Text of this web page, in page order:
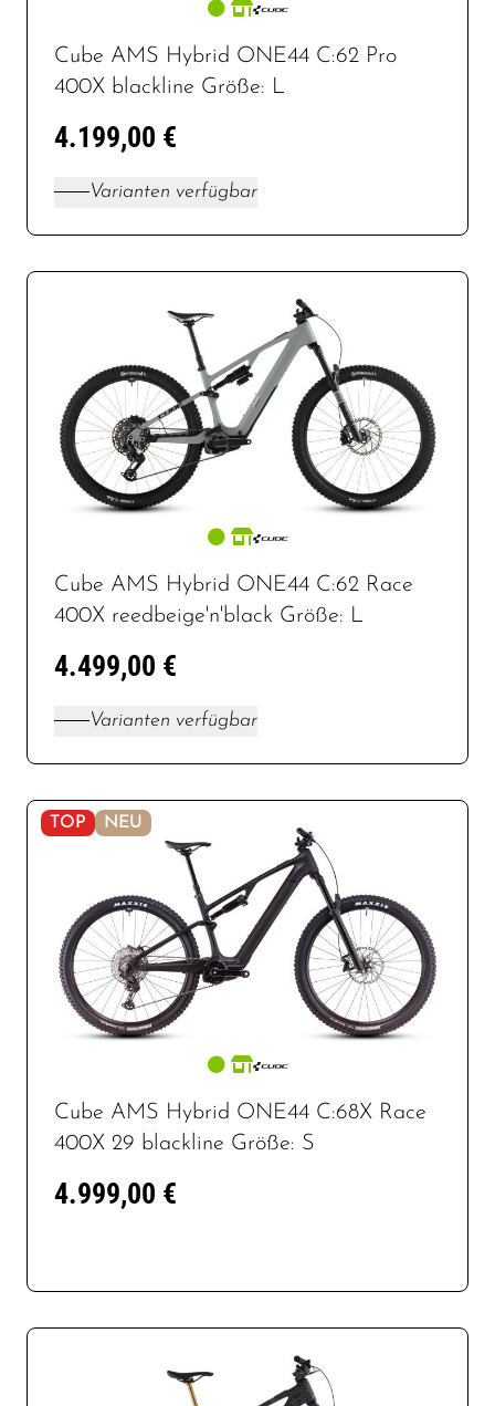
Cube AMS Hybrid ONE44 C:62 Pro
400X blackline Größe: L
4.199,00 €
Varianten verfügbar
Cube AMS Hybrid ONE44 C:62 Race
400X reedbeige'n'black Größe: L
4.499,00 €
Varianten verfügbar
TOP NEU
Cube AMS Hybrid ONE44 C:68X Race
400X 29 blackline Größe: S
4.999,00 €